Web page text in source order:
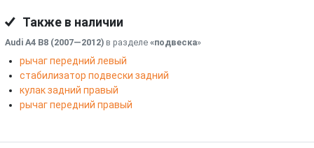
Также в наличии
Audi A4 B8 (2007—2012) в разделе «подвеска»
рычаг передний левый
стабилизатор подвески задний
кулак задний правый
рычаг передний правый